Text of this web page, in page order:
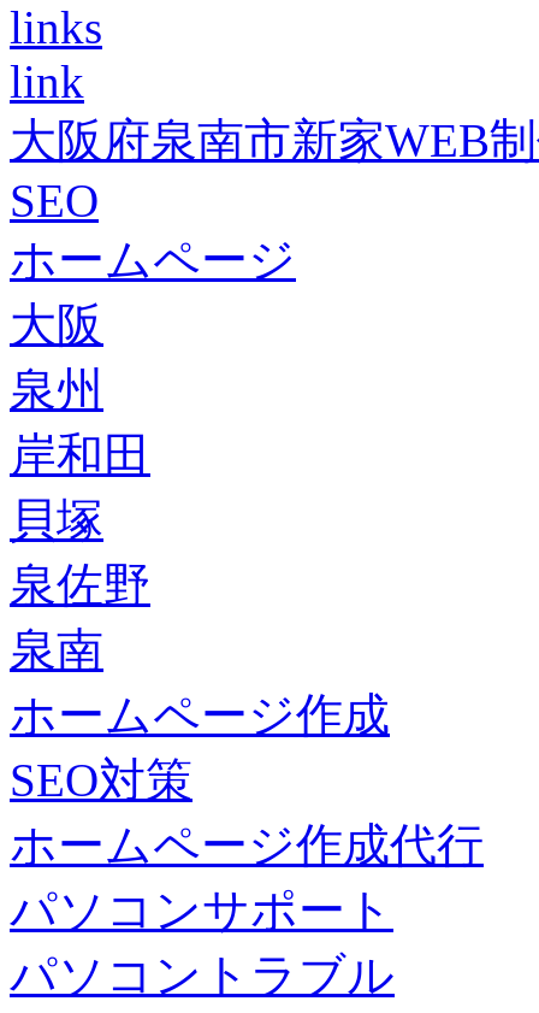
links
link
大阪府泉南市新家WEB
SEO
ホームページ
大阪
泉州
岸和田
貝塚
泉佐野
泉南
ホームページ作成
SEO対策
ホームページ作成代行
パソコンサポート
パソコントラブル